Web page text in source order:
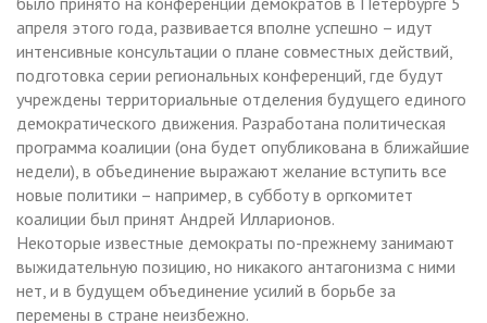
апреля этого года, развивается вполне успешно – идут
интенсивные консультации о плане совместных действий,
подготовка серии региональных конференций, где будут
учреждены территориальные отделения будущего единого
демократического движения. Разработана политическая
программа коалиции (она будет опубликована в ближайшие
недели), в объединение выражают желание вступить все
новые политики – например, в субботу в оргкомитет
коалиции был принят Андрей Илларионов.
Некоторые известные демократы по-прежнему занимают
выжидательную позицию, но никакого антагонизма с ними
нет, и в будущем объединение усилий в борьбе за
перемены в стране неизбежно.